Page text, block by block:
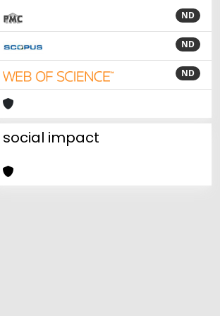
ND
ND
ND
social impact